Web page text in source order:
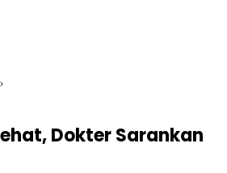
Dokter Sarankan